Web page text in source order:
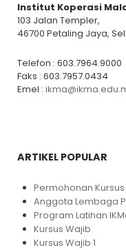
Institut Koperasi
103 Jalan Templer,
46700 Petaling Jaya,
Telefon : 603.7964.9000
Faks : 603.7957.0434
Emel :
ARTIKEL POPULAR
Permohonan Kursus
Anggota Lembaga
Program Latihan
Kursus Wajib
Kursus Wajib 1